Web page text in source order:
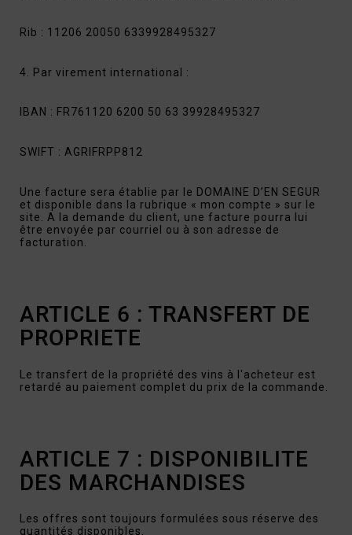
Rib : 11206 20050 6339928495327
4. Par virement international :
IBAN : FR761120 6200 50 63 39928495327
SWIFT : AGRIFRPP812
Une facture sera établie par le DOMAINE D’EN SEGUR
et disponible dans la rubrique « mon compte » sur le
site. A la demande du client, une facture pourra lui
être envoyée par courriel ou à son adresse de
facturation.
ARTICLE 6 : TRANSFERT DE
PROPRIETE
Le transfert de la propriété des vins à l'acheteur est
retardé au paiement complet du prix de la commande.
ARTICLE 7 : DISPONIBILITE
DES MARCHANDISES
Les offres sont toujours formulées sous réserve des
quantités disponibles.